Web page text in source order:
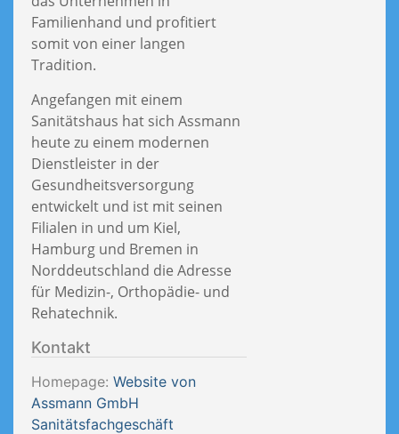
Familienhand und profitiert
somit von einer langen
Tradition.
Angefangen mit einem
Sanitätshaus hat sich Assmann
heute zu einem modernen
Dienstleister in der
Gesundheitsversorgung
entwickelt und ist mit seinen
Filialen in und um Kiel,
Hamburg und Bremen in
Norddeutschland die Adresse
für Medizin-, Orthopädie- und
Rehatechnik.
Kontakt
Homepage: Website von
Assmann GmbH
Sanitätsfachgeschäft